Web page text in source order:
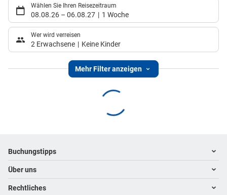
Wählen Sie Ihren Reisezeitraum
08.08.26 – 06.08.27 1 Woche
Wer wird verreisen
2 Erwachsene Keine Kinder
Mehr Filter anzeigen
Footer navigation
Buchungstipps
Warum im Reisebüro buchen
Hoteltipps
Über uns
Kontakt
Rechtliches